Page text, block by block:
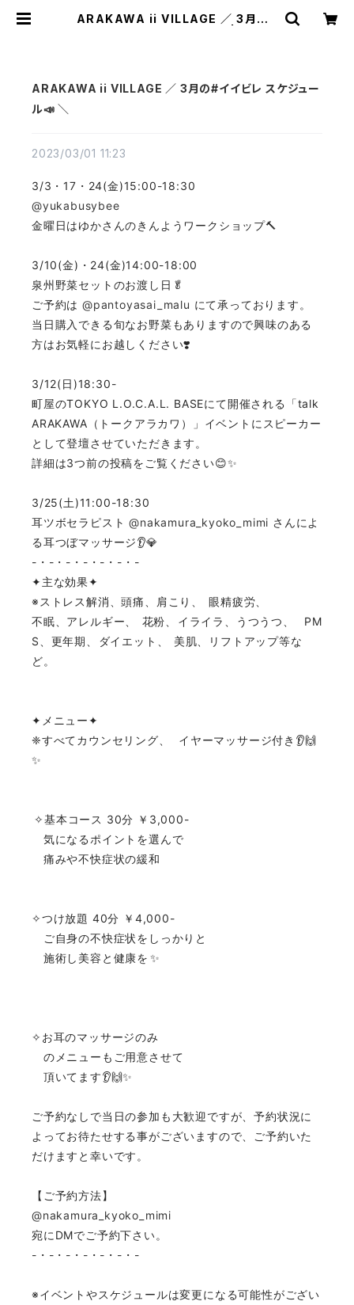
ARAKAWA ii VILLAGE ／ 3月の#
ARAKAWA ii VILLAGE ／ 3月の#イイビレ スケジュー
ル📣 ＼
2023/03/01 11:23
3/3・17・24(金)15:00-18:30
@yukabusybee
金曜日はゆかさんのきんようワークショップ🔨
3/10(金)・24(金)14:00-18:00
泉州野菜セットのお渡し日🥬
ご予約は @pantoyasai_malu にて承っております。
当日購入できる旬なお野菜もありますので興味のある
方はお気軽にお越しください❣️
3/12(日)18:30-
町屋のTOKYO L.O.C.A.L. BASEにて開催される「talk
ARAKAWA（トークアラカワ）」イベントにスピーカー
として登壇させていただきます。
詳細は3つ前の投稿をご覧ください😊✨
3/25(土)11:00-18:30
耳ツボセラピスト@nakamura_kyoko_mimi さんによ
る耳つぼマッサージ👂💎
-・-・-・-・-・-・-
✦主な効果✦⁡⁡⁡⁡⁡⁡⁡⁡⁡⁡⁡⁡
※ストレス解消、頭痛、肩こり、⁡⁡⁡⁡⁡⁡⁡⁡⁡眼精疲労、⁡⁡⁡⁡⁡⁡⁡
不眠、アレルギー、⁡⁡⁡⁡⁡⁡⁡⁡花粉、⁡イライラ、うつうつ、⁡⁡⁡⁡⁡⁡⁡⁡⁡⁡⁡⁡⁡⁡⁡PM
S、更年期、⁡ダイエット、⁡⁡⁡⁡⁡⁡⁡⁡美肌、リフトアップ等な
ど。⁡⁡⁡⁡⁡⁡⁡⁡⁡⁡⁡⁡⁡⁡⁡
✦メニュー✦⁡⁡⁡⁡⁡⁡⁡⁡⁡⁡⁡⁡⁡⁡
❈すべてカウンセリング、⁡⁡⁡⁡⁡⁡⁡⁡⁡⁡⁡⁡⁡イヤーマッサージ付き👂🙌
✨⁡⁡⁡⁡⁡⁡⁡⁡⁡⁡⁡⁡⁡⁡
⁡⁡⁡⁡✧基本コース 30分 ￥3,000-⁡⁡⁡⁡⁡⁡⁡⁡⁡⁡⁡⁡⁡⁡
気になるポイントを選んで⁡⁡⁡⁡⁡⁡⁡⁡⁡⁡⁡⁡⁡⁡
痛みや不快症状の緩和⁡⁡⁡⁡⁡⁡⁡⁡⁡⁡⁡⁡⁡⁡
✧つけ放題 40分 ￥4,000-⁡⁡⁡⁡⁡⁡⁡⁡⁡⁡⁡⁡⁡⁡
ご自身の不快症状をしっかりと⁡⁡⁡⁡⁡⁡⁡⁡⁡⁡⁡⁡⁡⁡
施術し美容と健康を⁡⁡✨⁡⁡⁡⁡⁡⁡⁡⁡⁡⁡⁡⁡
✧お耳のマッサージのみ⁡⁡⁡⁡⁡⁡⁡⁡⁡⁡⁡⁡⁡⁡⁡⁡⁡
のメニューもご用意させて⁡⁡⁡⁡⁡⁡⁡⁡⁡⁡⁡⁡⁡⁡⁡⁡⁡
頂いてます👂🙌✨
ご予約なしで当日の参加も大歓迎ですが、予約状況に
よってお待たせする事がございますので、ご予約いた
だけますと幸いです。
【ご予約方法】
@nakamura_kyoko_mimi
宛にDMでご予約下さい。
-・-・-・-・-・-・-
※イベントやスケジュールは変更になる可能性がござい